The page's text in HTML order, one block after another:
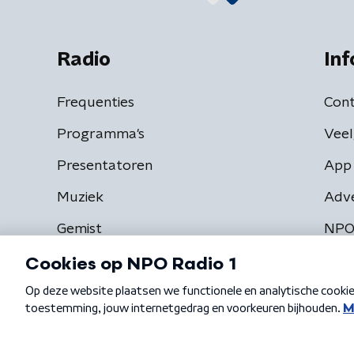
Radio
Frequenties
Programma's
Presentatoren
Muziek
Gemist
App
Algemene voorwaarden Privacybeleid